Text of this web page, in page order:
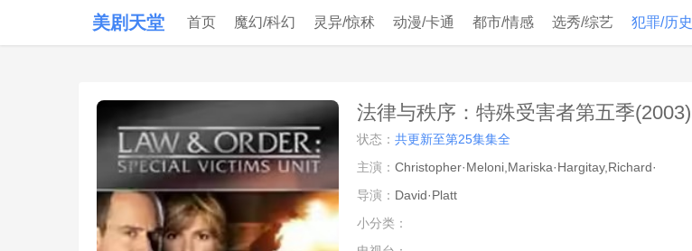
美剧天堂 首页 魔幻/科幻 灵异/惊秫 动漫/卡通 都市/情感 选秀/综艺 犯罪/历史
法律与秩序：特殊受害者第五季(2003)
状态： 共更新至第25集集全
主演： Christopher·Meloni,Mariska·Hargitay,Richard·
导演： David·Platt
小分类：